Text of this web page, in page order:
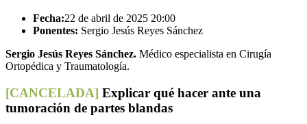
Fecha:22 de abril de 2025 20:00
Ponentes: Sergio Jesús Reyes Sánchez
Sergio Jesús Reyes Sánchez. Médico especialista en Cirugía
Ortopédica y Traumatología.
[CANCELADA] Explicar qué hacer ante una
tumoración de partes blandas